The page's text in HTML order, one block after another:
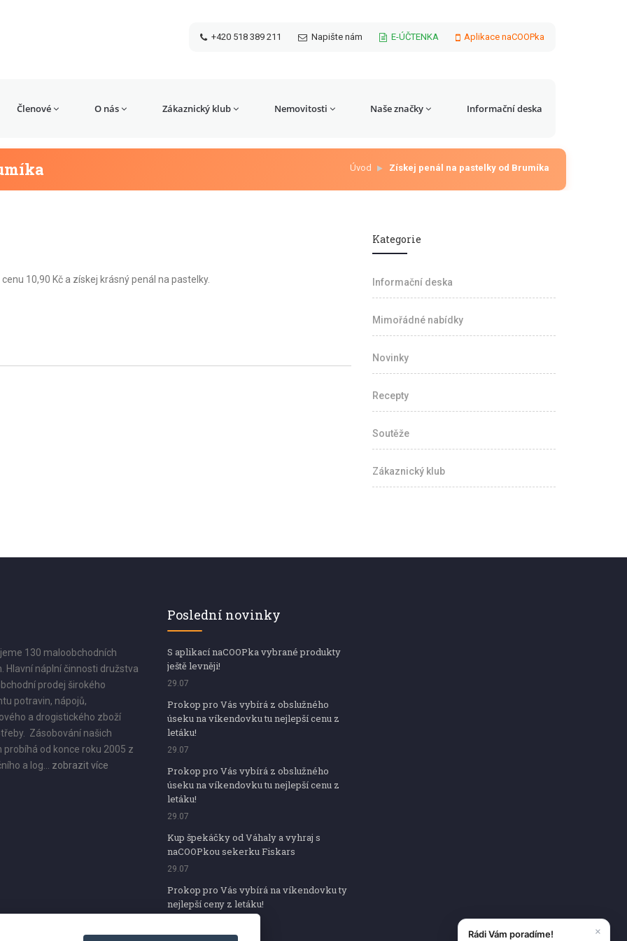
+420 518 389 211 Napište nám E-ÚČTENKA Aplikace naCOOPka
Členové O nás Zákaznický klub Nemovitosti Naše značky Informační deska
Úvod Získej penál na pastelky od Brumíka
10,90 Kč a získej krásný penál na pastelky.
Kategorie
Informační deska
Mimořádné nabídky
Novinky
Recepty
Soutěže
Zákaznický klub
130 maloobchodních
Hlavní náplní činnosti družstva
prodej širokého
potravin, nápojů,
a drogistického zboží
Zásobování našich
probíhá od konce roku 2005 z
a log... zobrazit více
Poslední novinky
S aplikací naCOOPka vybrané produkty
ještě levněji!
29.07
Prokop pro Vás vybírá z obslužného
úseku na víkendovku tu nejlepší cenu z
letáku!
29.07
Prokop pro Vás vybírá z obslužného
úseku na víkendovku tu nejlepší cenu z
letáku!
29.07
Kup špekáčky od Váhaly a vyhraj s
naCOOPkou sekerku Fiskars
29.07
Prokop pro Vás vybírá na víkendovku ty
nejlepší ceny z letáku!